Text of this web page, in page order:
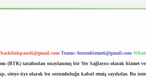
backlinkpaneli@gmail.com Teams: forumhizmeti@gmail.com
(BTK) tarafından onaylanmış bir Yer Sağlayıcı olarak
siteye üye olarak bu sorumluluğu kabul etmiş sayılırlar. Bu